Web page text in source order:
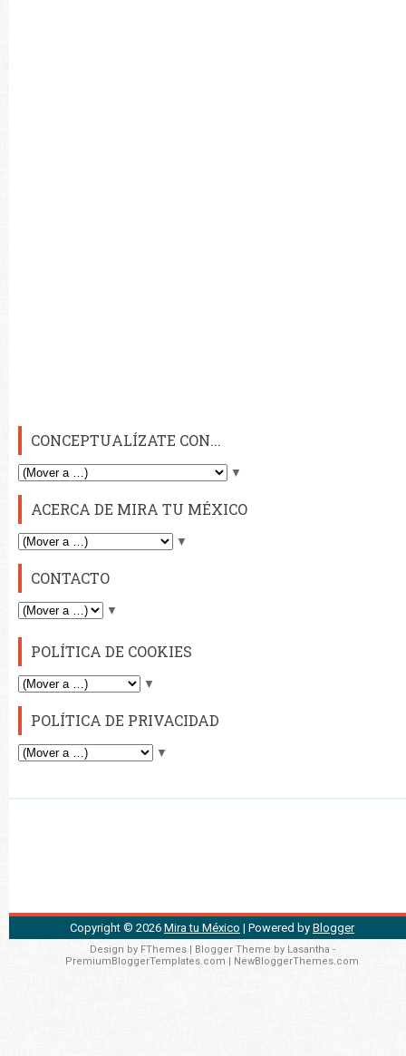
CONCEPTUALÍZATE CON...
▼
ACERCA DE MIRA TU MÉXICO
▼
CONTACTO
▼
POLÍTICA DE COOKIES
▼
POLÍTICA DE PRIVACIDAD
▼
Copyright © 2026 Mira tu México | Powered by Blogger
Design by FThemes| Blogger Theme by Lasantha -
PremiumBloggerTemplates.com
NewBloggerThemes.com